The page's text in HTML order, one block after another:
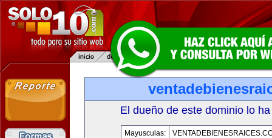
El dueño de este dominio lo
Mayusculas: